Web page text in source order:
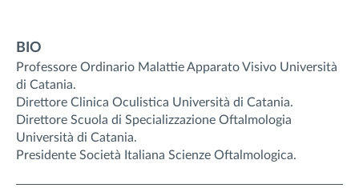
BIO
Professore Ordinario Malattie Apparato Visivo Università
di Catania.
Direttore Clinica Oculistica Università di Catania.
Direttore Scuola di Specializzazione Oftalmologia
Università di Catania.
Presidente Società Italiana Scienze Oftalmologica.